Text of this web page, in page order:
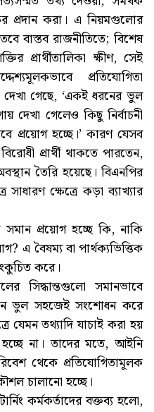
প্রদান করা। এ নিয়মগুলোর
বাস্তব রাজনীতিতে; বিশেষ
প্রার্থীতালিকা ক্ষীণ, সেই
প্রতিযোগিতা
গেছে, ‘একই ধরনের ভুল
দেখা গেলেও কিছু নির্বাচনী
প্রয়োগ হচ্ছে।’ কারণ যেসব
প্রার্থী থাকতে পারতেন,
তৈরি হয়েছে। বিএনপির
সাধারণ ক্ষেত্রে কড়া ব্যাখ্যার
প্রয়োগ হচ্ছে কি, নাকি
এ বৈষম্য বা পার্থক্যভিত্তিক
করে।
সিদ্ধান্তগুলো সমানভাবে
ভুল সহজেই সংশোধন করে
যেমন তথ্যাদি যাচাই করা হয়
না। তাদের মতে, আইনি
থেকে প্রতিযোগিতামূলক
চালানো হচ্ছে।
কর্মকর্তাদের বক্তব্য হলো,